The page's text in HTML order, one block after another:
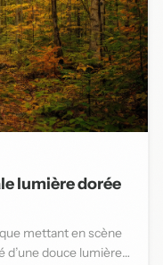
lumière dorée
mettant en scène
d’une douce lumière